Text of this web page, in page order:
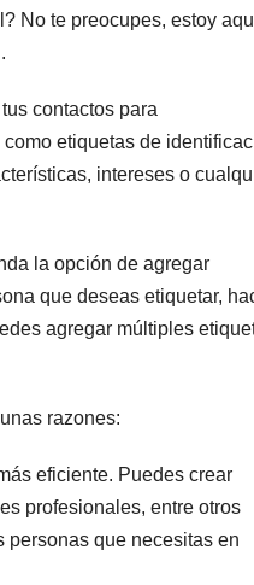
No te preocupes, estoy
contactos para
etiquetas de
intereses o
la opción de agregar
que deseas etiquetar,
agregar múltiples
razones:
eficiente. Puedes crear
profesionales, entre otros
personas que necesitas en